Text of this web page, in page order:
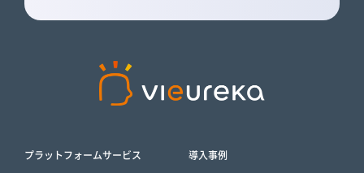
プラットフォームサービス 導入事例